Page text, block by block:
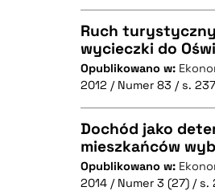
BIBTEX
CZYSTY
BIBTEX
Ruch
wycieczki do
Opublikowano w:
2012 / Numer 83 / s.
CZYSTY
Dochód jako
mieszkańców
Opublikowano w:
2014 / Numer 3 (27) / s.